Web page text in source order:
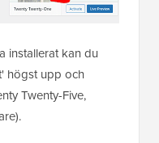
installerat kan du
högst upp och
Twenty-Five,